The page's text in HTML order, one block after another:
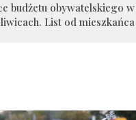
budżetu obywatelskiego w
List od mieszkańca